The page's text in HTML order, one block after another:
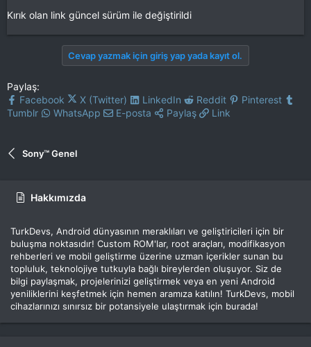
Kırık olan link güncel sürüm ile değiştirildi
Cevap yazmak için giriş yap yada kayıt ol.
Paylaş:
Facebook
X (Twitter) LinkedIn Reddit
Pinterest
Tumblr
WhatsApp E-posta Paylaş Link
Sony™ Genel
Hakkımızda
TurkDevs, Android dünyasının meraklıları ve geliştiricileri için bir
buluşma noktasıdır! Custom ROM'lar, root araçları, modifikasyon
rehberleri ve mobil geliştirme üzerine uzman içerikler sunan bu
topluluk, teknolojiye tutkuyla bağlı bireylerden oluşuyor. Siz de
bilgi paylaşmak, projelerinizi geliştirmek veya en yeni Android
yeniliklerini keşfetmek için hemen aramıza katılın! TurkDevs, mobil
cihazlarınızı sınırsız bir potansiyele ulaştırmak için burada!